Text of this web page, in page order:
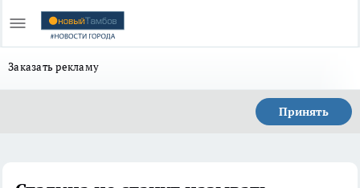
Заказать рекламу
Принять